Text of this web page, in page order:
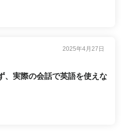
2025年4月27日
、実際の会話で英語を使えな